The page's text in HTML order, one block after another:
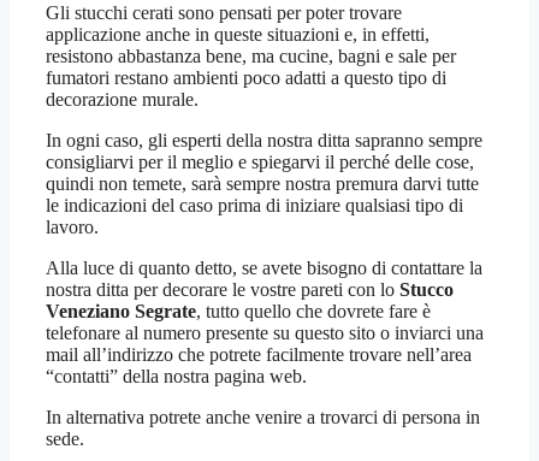
Gli stucchi cerati sono pensati per poter trovare
applicazione anche in queste situazioni e, in effetti,
resistono abbastanza bene, ma cucine, bagni e sale per
fumatori restano ambienti poco adatti a questo tipo di
decorazione murale.
In ogni caso, gli esperti della nostra ditta sapranno sempre
consigliarvi per il meglio e spiegarvi il perché delle cose,
quindi non temete, sarà sempre nostra premura darvi tutte
le indicazioni del caso prima di iniziare qualsiasi tipo di
lavoro.
Alla luce di quanto detto, se avete bisogno di contattare la
nostra ditta per decorare le vostre pareti con lo Stucco
Veneziano Segrate, tutto quello che dovrete fare è
telefonare al numero presente su questo sito o inviarci una
mail all’indirizzo che potrete facilmente trovare nell’area
“contatti” della nostra pagina web.
In alternativa potrete anche venire a trovarci di persona in
sede.